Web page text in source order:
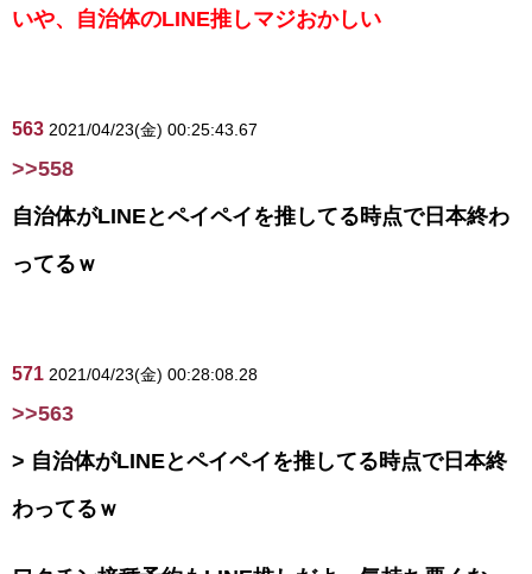
いや、自治体のLINE推しマジおかしい
563 2021/04/23(金) 00:25:43.67
>>558
自治体がLINEとペイペイを推してる時点で日本終わ
ってるｗ
571 2021/04/23(金) 00:28:08.28
>>563
> 自治体がLINEとペイペイを推してる時点で日本終
わってるｗ